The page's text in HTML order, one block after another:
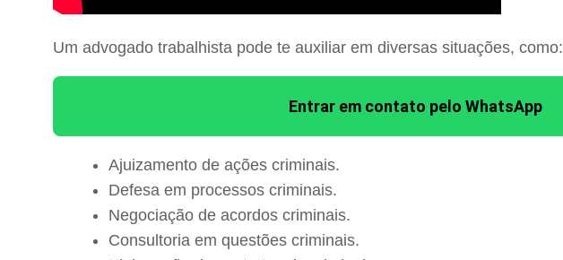
Um advogado trabalhista pode te auxiliar em diversas situações, como:
Entrar em contato pelo WhatsApp
Ajuizamento de ações criminais.
Defesa em processos criminais.
Negociação de acordos criminais.
Consultoria em questões criminais.